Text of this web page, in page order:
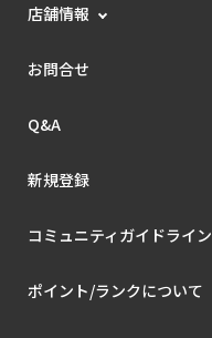
店舗情報
お問合せ
Q&A
新規登録
コミュニティガイドライン
ポイント/ランクについて